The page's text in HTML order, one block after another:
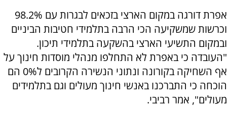
אפרת דורגה במקום הארצי בזכאים לבגרות עם 98.2%
וכרשות שמשקיעה הכי הרבה בתלמידי חטיבות הביניים
ובמקום התשיעי הארצי בהשקעה בתלמידי תיכון.
"העובדה כי באפרת לא התחלפו מנהלי מוסדות חינוך על
אף השחיקה בקורונה ונתוני הנשירה הקרובים ל0% הם
הוכחה כי התברכנו באנשי חינוך מעולים וגם בתלמידים
מעולים", אמר רביבי.